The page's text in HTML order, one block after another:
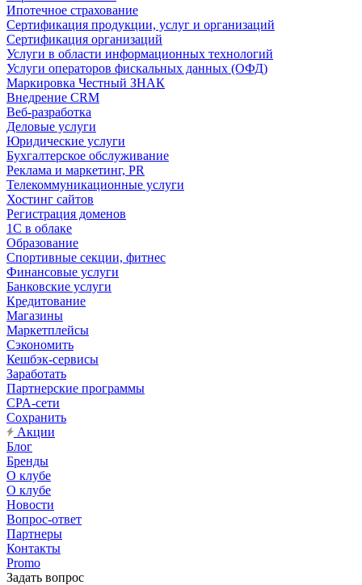
Ипотечное страхование
Сертификация продукции, услуг и организаций
Сертификация организаций
Услуги в области информационных технологий
Услуги операторов фискальных данных (ОФД)
Маркировка Честный ЗНАК
Внедрение CRM
Веб-разработка
Деловые услуги
Юридические услуги
Бухгалтерское обслуживание
Реклама и маркетинг, PR
Телекоммуникационные услуги
Хостинг сайтов
Регистрация доменов
1С в облаке
Образование
Спортивные секции, фитнес
Финансовые услуги
Банковские услуги
Кредитование
Магазины
Маркетплейсы
Сэкономить
Кешбэк-сервисы
Заработать
Партнерские программы
CPA-сети
Сохранить
Акции
Блог
Бренды
О клубе
О клубе
Новости
Вопрос-ответ
Партнеры
Контакты
Promo
Задать вопрос